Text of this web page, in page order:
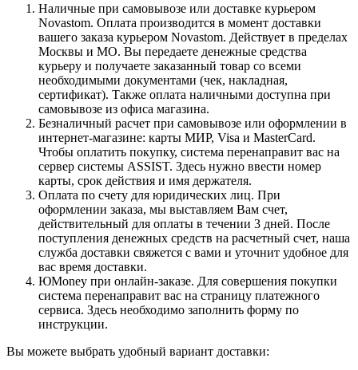
Наличные при самовывозе или доставке курьером
Novastom. Оплата производится в момент доставки
вашего заказа курьером Novastom. Действует в пределах
Москвы и МО. Вы передаете денежные средства
курьеру и получаете заказанный товар со всеми
необходимыми документами (чек, накладная,
сертификат). Также оплата наличными доступна при
самовывозе из офиса магазина.
Безналичный расчет при самовывозе или оформлении в
интернет-магазине: карты МИР, Visa и MasterCard.
Чтобы оплатить покупку, система перенаправит вас на
сервер системы ASSIST. Здесь нужно ввести номер
карты, срок действия и имя держателя.
Оплата по счету для юридических лиц. При
оформлении заказа, мы выставляем Вам счет,
действительный для оплаты в течении 3 дней. После
поступления денежных средств на расчетный счет, наша
служба доставки свяжется с вами и уточнит удобное для
вас время доставки.
ЮMoney при онлайн-заказе. Для совершения покупки
система перенаправит вас на страницу платежного
сервиса. Здесь необходимо заполнить форму по
инструкции.
Вы можете выбрать удобный вариант доставки: